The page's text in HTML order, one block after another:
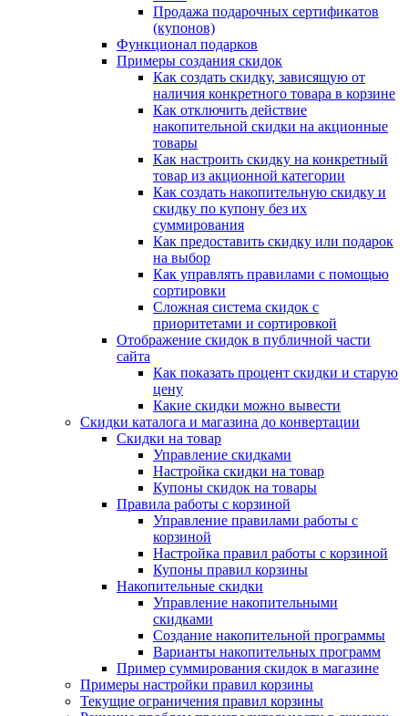
Продажа подарочных сертификатов
(купонов)
Функционал подарков
Примеры создания скидок
Как создать скидку, зависящую от
наличия конкретного товара в корзине
Как отключить действие
накопительной скидки на акционные
товары
Как настроить скидку на конкретный
товар из акционной категории
Как создать накопительную скидку и
скидку по купону без их
суммирования
Как предоставить скидку или подарок
на выбор
Как управлять правилами с помощью
сортировки
Сложная система скидок с
приоритетами и сортировкой
Отображение скидок в публичной части
сайта
Как показать процент скидки и старую
цену
Какие скидки можно вывести
Скидки каталога и магазина до конвертации
Скидки на товар
Управление скидками
Настройка скидки на товар
Купоны скидок на товары
Правила работы с корзиной
Управление правилами работы с
корзиной
Настройка правил работы с корзиной
Купоны правил корзины
Накопительные скидки
Управление накопительными
скидками
Создание накопительной программы
Варианты накопительных программ
Пример суммирования скидок в магазине
Примеры настройки правил корзины
Текущие ограничения правил корзины